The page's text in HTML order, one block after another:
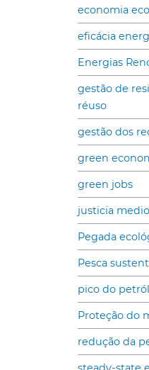
economia
eficácia
Energias
gestão de
réuso
gestão dos
green
green jobs
justicia
Pegada
Pesca
pico do
Proteção do
redução da